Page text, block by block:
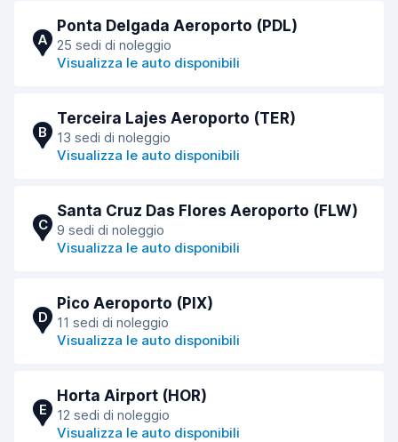
A
Ponta Delgada Aeroporto (PDL)
25 sedi di noleggio
Visualizza le auto disponibili
B
Terceira Lajes Aeroporto (TER)
13 sedi di noleggio
Visualizza le auto disponibili
C
Santa Cruz Das Flores Aeroporto (FLW)
9 sedi di noleggio
Visualizza le auto disponibili
D
Pico Aeroporto (PIX)
11 sedi di noleggio
Visualizza le auto disponibili
E
Horta Airport (HOR)
12 sedi di noleggio
Visualizza le auto disponibili